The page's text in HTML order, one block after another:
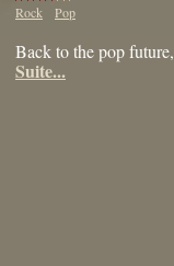
Rock Pop
Back to the pop
Suite...